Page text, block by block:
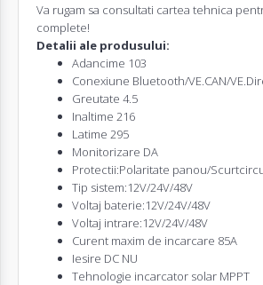
Va rugam sa consultati cartea tehnica
complete!
Detalii ale produsului:
Adancime 103
Conexiune Bluetooth/VE.CAN/
Greutate 4.5
Inaltime 216
Latime 295
Monitorizare DA
Protectii:Polaritate panou/
Tip sistem:12V/24V/48V
Voltaj baterie:12V/24V/48V
Voltaj intrare:12V/24V/48V
Curent maxim de incarcare 85A
Iesire DC NU
Tehnologie incarcator solar MPPT